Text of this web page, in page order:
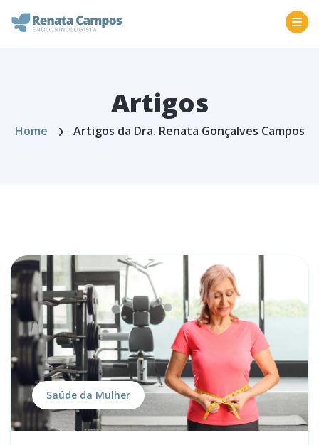
Artigos
Home Artigos da Dra. Renata Gonçalves Campos
Saúde da Mulher